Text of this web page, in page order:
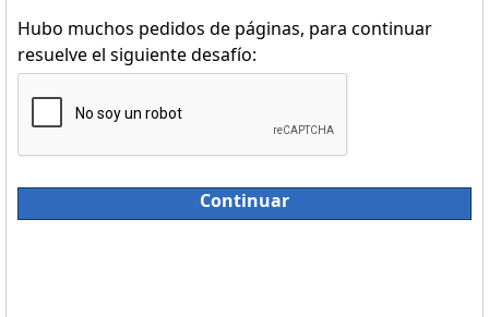
Hubo muchos pedidos de páginas, para continuar
resuelve el siguiente desafío:
Continuar